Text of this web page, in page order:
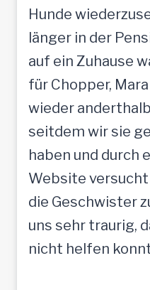
Hunde
länger in der
auf ein Zuhause
für Chopper,
wieder
seitdem wir sie
haben und durch
Website
die Geschwister
uns sehr traurig,
nicht helfen